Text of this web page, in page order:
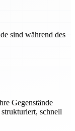
sind während des
Gegenstände
schnell